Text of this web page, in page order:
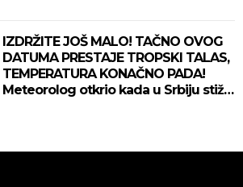
IZDRŽITE JOŠ MALO! TAČNO OVOG
DATUMA PRESTAJE TROPSKI TALAS,
TEMPERATURA KONAČNO PADA!
Meteorolog otkrio kada u Srbiju stiže